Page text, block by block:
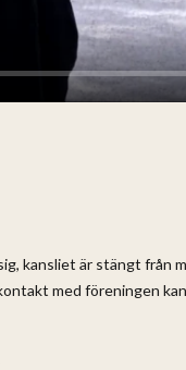
kansliet är stängt från
med föreningen